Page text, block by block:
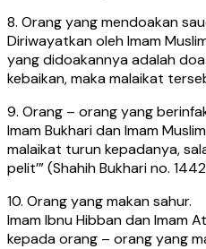
8. Orang yang mendoakan
Diriwayatkan oleh Imam
yang didoakannya adalah
kebaikan, maka malaikat
9. Orang – orang yang
Imam Bukhari dan Imam
malaikat turun kepadanya,
pelit’” (Shahih Bukhari no.
10. Orang yang makan sahur.
Imam Ibnu Hibban dan Imam
kepada orang – orang yang